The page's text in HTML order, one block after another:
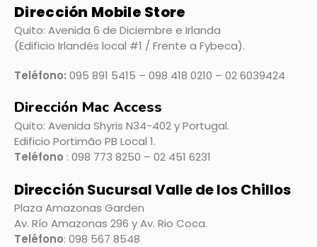
Dirección Mobile Store
Quito: Avenida 6 de Diciembre e Irlanda
(Edificio Irlandés local #1 / Frente a Fybeca).
Teléfono: 095 891 5415 – 098 418 0210 – 02 6039424
Dirección Mac Access
Quito: Avenida Shyris N34-402 y Portugal.
Edificio Portimão PB Local 1.
Teléfono : 098 773 8250 – 02 451 6231
Dirección Sucursal Valle de los Chillos
Plaza Amazonas Garden
Av. Río Amazonas 296 y Av. Rio Coca.
Teléfono: 098 567 8548